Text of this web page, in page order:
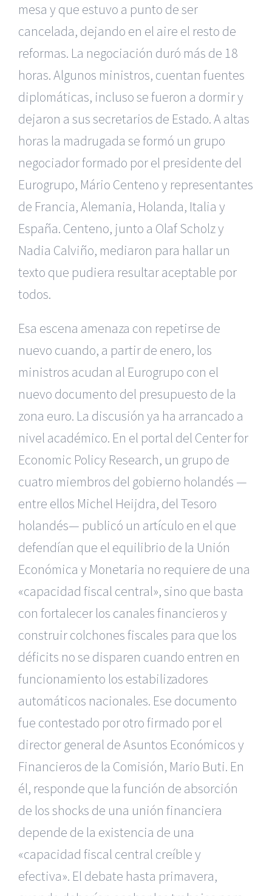
mesa y que estuvo a punto de ser
cancelada, dejando en el aire el resto de
reformas. La negociación duró más de 18
horas. Algunos ministros, cuentan fuentes
diplomáticas, incluso se fueron a dormir y
dejaron a sus secretarios de Estado. A altas
horas la madrugada se formó un grupo
negociador formado por el presidente del
Eurogrupo, Mário Centeno y representantes
de Francia, Alemania, Holanda, Italia y
España. Centeno, junto a Olaf Scholz y
Nadia Calviño, mediaron para hallar un
texto que pudiera resultar aceptable por
todos.
Esa escena amenaza con repetirse de
nuevo cuando, a partir de enero, los
ministros acudan al Eurogrupo con el
nuevo documento del presupuesto de la
zona euro. La discusión ya ha arrancado a
nivel académico. En el portal del Center for
Economic Policy Research, un grupo de
cuatro miembros del gobierno holandés —
entre ellos Michel Heijdra, del Tesoro
holandés— publicó un artículo en el que
defendían que el equilibrio de la Unión
Económica y Monetaria no requiere de una
«capacidad fiscal central», sino que basta
con fortalecer los canales financieros y
construir colchones fiscales para que los
déficits no se disparen cuando entren en
funcionamiento los estabilizadores
automáticos nacionales. Ese documento
fue contestado por otro firmado por el
director general de Asuntos Económicos y
Financieros de la Comisión, Mario Buti. En
él, responde que la función de absorción
de los shocks de una unión financiera
depende de la existencia de una
«capacidad fiscal central creíble y
efectiva». El debate hasta primavera,